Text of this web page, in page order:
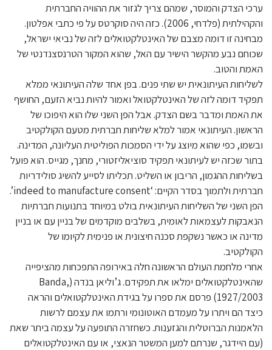
ערכי הצדק והמוסר, שמהם צריך לגזור את ההוויה החברתית
והקהילתית (פלדחי, 2006). כזה היה סוקרטס על פי כתבי אפלטון.
מבחינה זו דומה מצבם של האינטלקטואלים לזה של נביאי ישראל,
שכוחם נבע מהקשר הישיר עם האל, שהוא המקור הטרנסצנדנטי של
האמת והטוב.
לשליחות העיתונאית יש שתי פנים. בפן אחד שלה העיתונאי ממלא
תפקיד דומה לזה של האינטלקטואל ואמור להיות נביא הזעם, החושף
את האמת ומדבר בשם הצדק. אבל הפן השני שלו הוא היפוכו של
הראשון. העיתונאי אמור למלא שליחות חברתית מטעם הקולקטיב
ובשמו, כפי שהוא מיוצג על ידי הסמכות הפוליטית העליונה, המדינה.
בתור שכזה יש לעיתונאי תפקיד סוציאליזטורי, מחנך, מגייס. הוא פועל
בשליחות ההגמון, הריבון או השליט. תכליתו לסייע להשיג סולידריות
חברתית ולתמוך בסדר הקיים: ‘indeed to manufacture consent’.
הפן השני של השליחות העיתונאית בולט במיוחד בתנועות חברתיות
הנאבקות לעצמאות לאומית, בשלבים מוקדמים של בניין עם או בניין
מדינה או כאשר נשקפת סכנה חיצונית או פנימית לקיומו של
הקולקטיב.
אחרי מלחמת העולם הראשונה חלה באירופה התפכחות מהציפייה
שהאינטלקטואלים ימלאו את תפקידם. ג’וליאן בנדה (Banda,
1927/2003) פרסם את ספרו על בגידת האינטלקטואלים והראה
כיצד הם ויתרו על מעמדם האוטונומי ורתמו את עצמם לרשות
הלאמנות הברוטלית והגזענות. כשחזרה התופעה על עצמה ביתר שאת
(עם היידגר, שנרתם למען המשטר הנאצי, או עם האינטלקטואלים